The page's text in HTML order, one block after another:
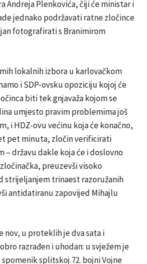
Andreja Plenkovića, čiji će ministar i
jednako podržavati ratne zločince
fotografirati s Branimirom
lokalnih izbora u karlovačkom
i SDP-ovsku opoziciju kojoj će
biti tek gnjavaža kojom se
umjesto pravim problemima još
i HDZ-ovu većinu koja će konačno,
pet minuta, zločin verificirati
– državu dakle koja će i doslovno
preuzevši visoko
strijeljanjem trinaest razoružanih
antidatiranu zapovijed Mihajlu
nov, u proteklih je dva sata i
razrađen i uhodan: u svježem je
splitskoj 72. bojni Vojne